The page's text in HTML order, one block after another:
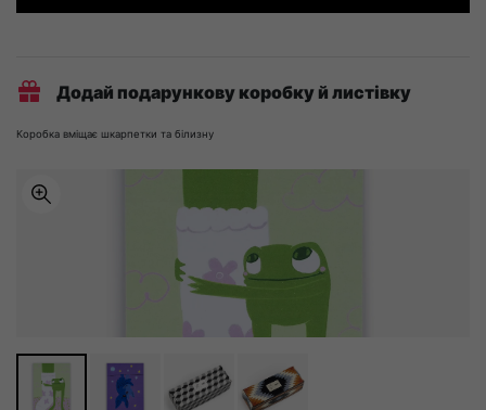
Додай подарункову коробку й листівку
Коробка вміщає шкарпетки та білизну